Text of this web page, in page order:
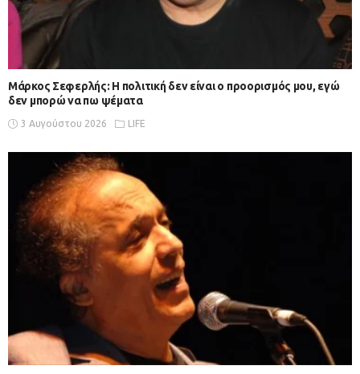
Μάρκος Σεφερλής: Η πολιτική δεν είναι ο προορισμός μου, εγώ
δεν μπορώ να πω ψέματα
3 Αυγούστου 2026 LIFE